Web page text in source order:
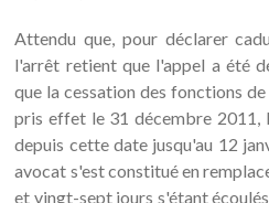
Attendu que, pour déclarer
l'arrêt retient que l'appel a été
que la cessation des fonctions
pris effet le 31 décembre 2011,
depuis cette date jusqu'au 12
avocat s'est constitué en
et vingt-sept jours s'étant